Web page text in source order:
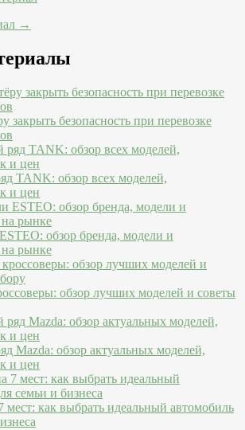
→
закрыть безопасность при перевозке
TANK: обзор всех моделей,
и цен
обзор бренда, модели и
рынке
обзор лучших моделей и советы
Mazda: обзор актуальных моделей,
и цен
как выбрать идеальный автомобиль